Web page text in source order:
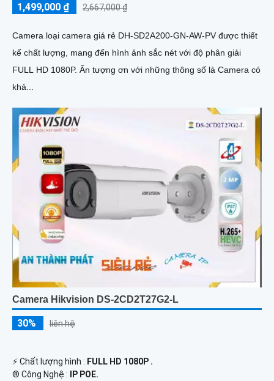
1,499,000 ₫ 2,667,000 ₫
Camera loại camera giá rẻ DH-SD2A200-GN-AW-PV được thiết
kế chất lượng, mang đến hình ảnh sắc nét với độ phân giải
FULL HD 1080P. Ấn tượng ơn với những thông số là Camera có
khả...
Camera Hikvision DS-2CD2T27G2-L
30% liên hệ
️⚡ Chất lượng hình : FULL HD 1080P .
®️ Công Nghệ : IP POE.